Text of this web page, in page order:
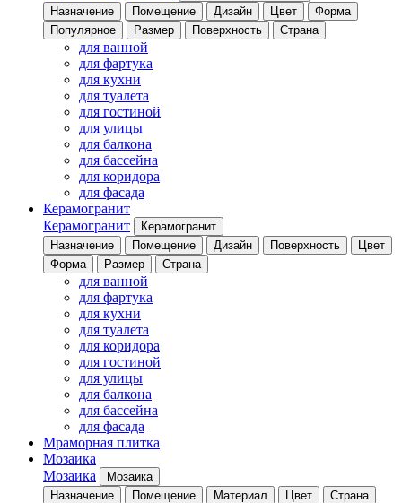
Назначение
Помещение Дизайн Цвет
Форма
Популярное
Размер Поверхность Страна
для ванной
для фартука
для кухни
для туалета
для гостиной
для улицы
для балкона
для бассейна
для коридора
для фасада
Керамогранит
Керамогранит
Керамогранит
Назначение
Помещение Дизайн Поверхность
Цвет
Форма
Размер Страна
для ванной
для фартука
для кухни
для туалета
для коридора
для гостиной
для улицы
для балкона
для бассейна
для фасада
Мраморная плитка
Мозаика
Мозаика
Мозаика
Назначение
Помещение Материал Цвет Страна